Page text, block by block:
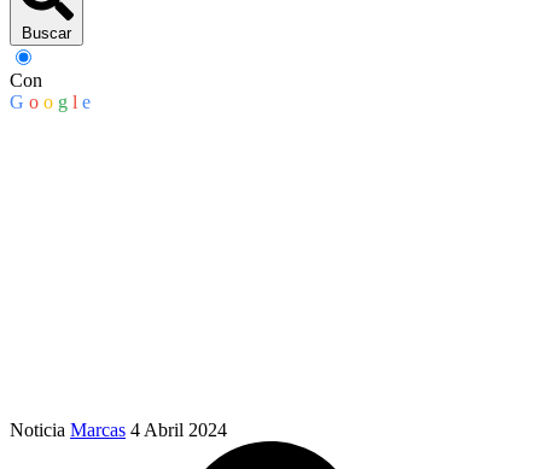
Buscar
Con
G o o g l e
Noticia Marcas 4 Abril 2024